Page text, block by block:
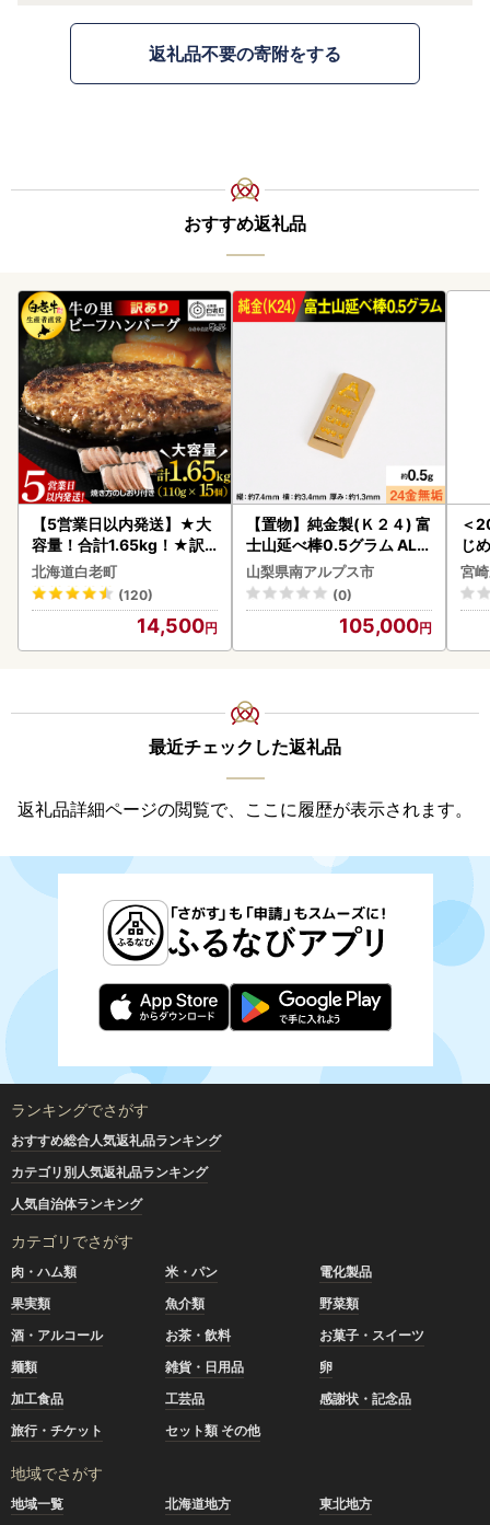
返礼品不要の寄附をする
おすすめ返礼品
【5営業日以内発送】★大
容量！合計1.65kg！★訳
あり・牛の里ビーフハンバ
ーグ(110ｇ5枚入）×3 AG
058
北海道白老町
(120)
14,500
【置物】純金製(Ｋ２４) 富
士山延べ棒0.5グラム ALP
BK181
山梨県南アルプス市
(0)
105,000
＜
じ
ロ
宮
最近チェックした返礼品
返礼品詳細ページの閲覧で、ここに履歴が表示されます。
ランキングでさがす
おすすめ総合人気返礼品ランキング
カテゴリ別人気返礼品ランキング
人気自治体ランキング
カテゴリでさがす
肉・ハム類 米・パン
電化製品
果実類
魚介類
野菜類
酒・アルコール
お茶・飲料
お菓子・スイーツ
麺類
雑貨・日用品
卵
加工食品
工芸品
感謝状・記念品
旅行・チケット
セット類 その他
地域でさがす
地域一覧 北海道地方
東北地方